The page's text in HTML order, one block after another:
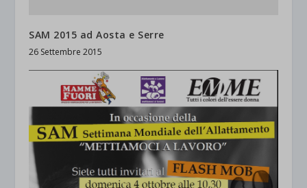
SAM 2015 ad Aosta e Serre
26 Settembre 2015